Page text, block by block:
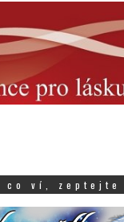
co ví, zeptejte